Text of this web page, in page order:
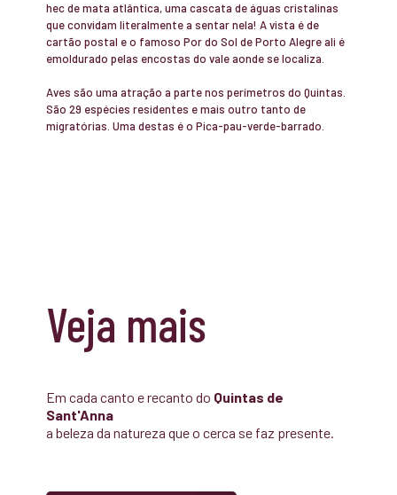
hec de mata atlântica, uma cascata de águas cristalinas
que convidam literalmente a sentar nela! A vista é de
cartão postal e o famoso Por do Sol de Porto Alegre ali é
emoldurado pelas encostas do vale aonde se localiza.
Aves são uma atração a parte nos perímetros do Quintas.
São 29 espécies residentes e mais outro tanto de
migratórias. Uma destas é o Pica-pau-verde-barrado.
Veja mais
Em cada canto e recanto do Quintas de
Sant'Anna
a beleza da natureza que o cerca se faz presente.